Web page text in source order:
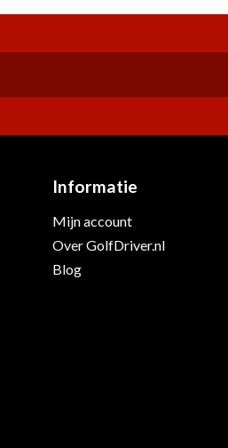
Informatie
Mijn account
Over GolfDriver.nl
Blog